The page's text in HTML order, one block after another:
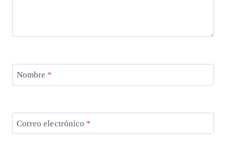
Nombre *
Correo electrónico *